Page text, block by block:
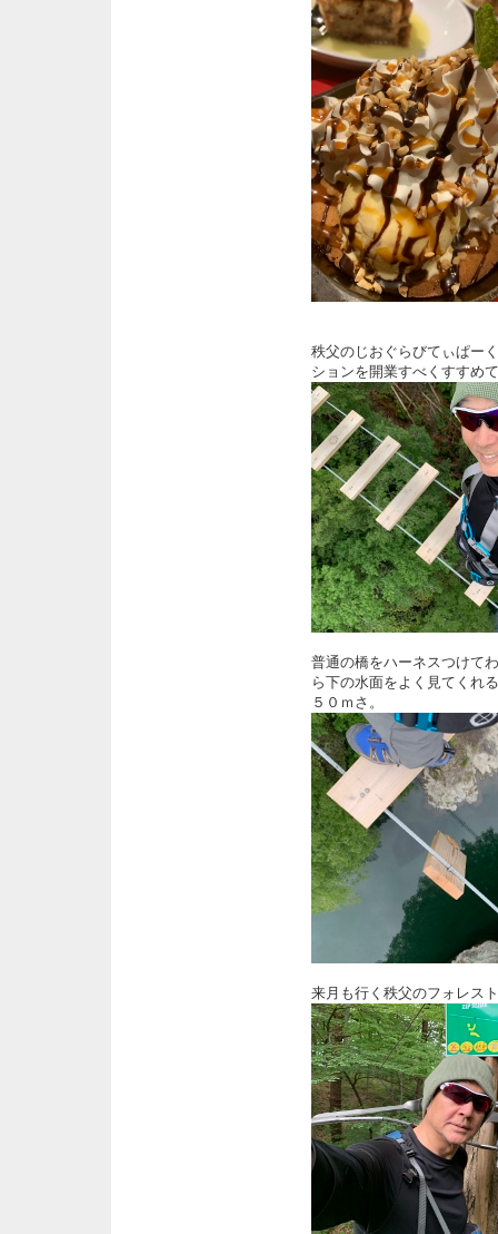
秩父のじおぐらびてぃぱー
ションを開業すべくすすめ
普通の橋をハーネスつけて
ら下の水面をよく見てく
５０ｍさ。
来月も行く秩父のフォレス